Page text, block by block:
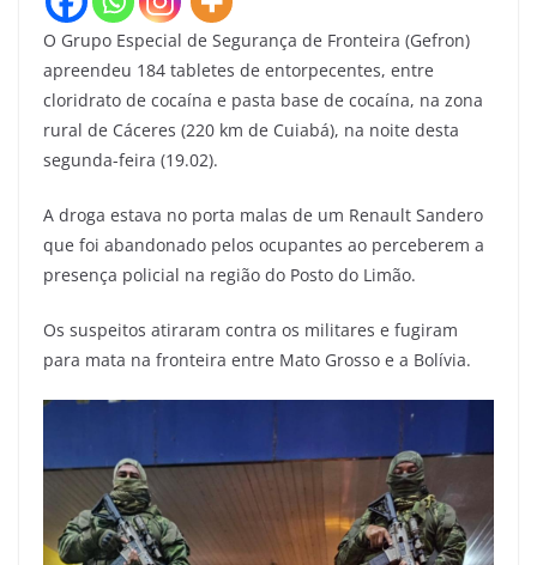
O Grupo Especial de Segurança de Fronteira (Gefron)
apreendeu 184 tabletes de entorpecentes, entre
cloridrato de cocaína e pasta base de cocaína, na zona
rural de Cáceres (220 km de Cuiabá), na noite desta
segunda-feira (19.02).
A droga estava no porta malas de um Renault Sandero
que foi abandonado pelos ocupantes ao perceberem a
presença policial na região do Posto do Limão.
Os suspeitos atiraram contra os militares e fugiram
para mata na fronteira entre Mato Grosso e a Bolívia.